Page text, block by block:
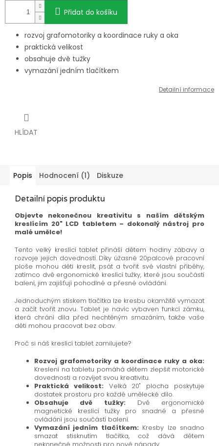
Přidat do košíku
rozvoj grafomotoriky a koordinace ruky a oka
praktická velikost
obsahuje dvě tužky
vymazání jedním tlačítkem
Detailní informace
HLÍDAT
Popis Hodnocení (1) Diskuze
Detailní popis produktu
Objevte nekonečnou kreativitu s naším dětským
kreslícím 20" LCD tabletem – dokonalý nástroj pro
malé umělce!
Tento velký kreslící tablet přináší dětem hodiny zábavy a
rozvoje jejich dovedností. Díky úžasné 20palcové pracovní
ploše mohou děti kreslit, psát a tvořit své vlastní příběhy,
zatímco dvě ergonomické kreslící tužky, které jsou součástí
balení, jim zajišťují pohodlné a přesné ovládání.
Jednoduchým stiskem tlačítka lze kresbu okamžitě vymazat
a začít tvořit znovu. Tablet je navíc vybaven funkcí zámku,
která chrání díla před nechtěným smazáním, takže vaše
děti mohou pracovat bez obav.
Proč si náš kreslící tablet zamilujete?
Rozvoj grafomotoriky a koordinace ruky a oka:
Kreslení na tabletu pomáhá dětem zlepšit motorické
dovednosti a rozvíjet svou kreativitu.
Praktická velikost: Velká 20" plocha poskytuje
dostatek prostoru pro každé umělecké dílo.
Obsahuje dvě tužky: Dvě ergonomické
magnetické kreslící tužky pro snadné a přesné
ovládání jsou součástí balení.
Vymazání jedním tlačítkem: Kresby lze snadno
smazat stisknutím tlačítka, což dává dětem